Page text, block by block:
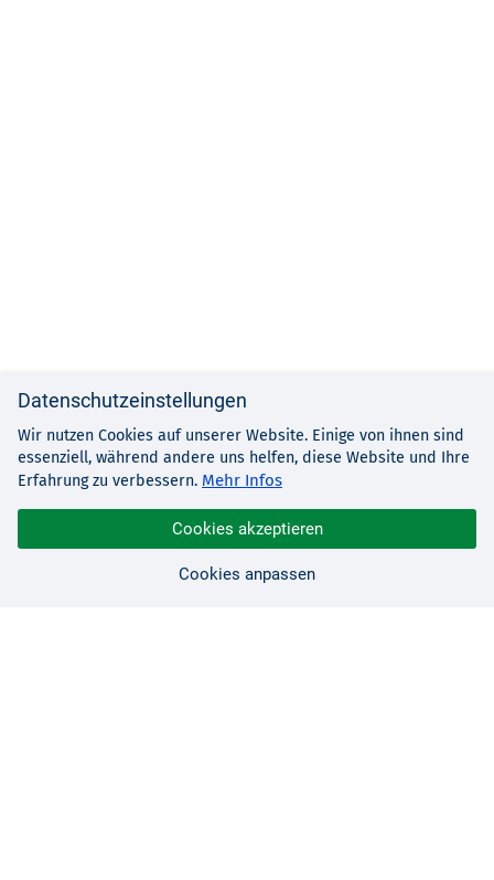
Datenschutzeinstellungen
Wir nutzen Cookies auf unserer Website. Einige von ihnen sind
essenziell, während andere uns helfen, diese Website und Ihre
Erfahrung zu verbessern. Mehr Infos
Cookies akzeptieren
Cookies anpassen